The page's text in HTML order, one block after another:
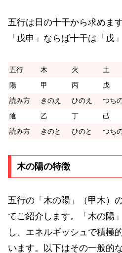
五行は日の十干から求めま
「戊申」ならば十干は「戊
五行 木 火 土
陽
甲 丙 戊
読み方
きのえ ひのえ つち
陰
乙 丁 己
読み方
きのと ひのと つち
木の陽の特徴
五行の「木の陽」（甲木）
てご紹介します。「木の陽
し、エネルギッシュで積極
います。以下はその一般的